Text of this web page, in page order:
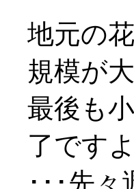
地元の
規模が
最後も
了です
･･･先